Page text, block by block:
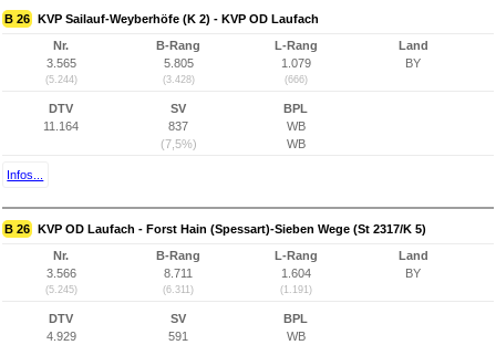
B 26 KVP Sailauf-Weyberhöfe (K 2) - KVP OD Laufach
Nr.
3.565
(5.244)
B-Rang
5.805
(3.428)
L-Rang
1.079
(666)
Land
BY
DTV
11.164
SV
837
(7,5%)
BPL
WB
WB
Infos...
B 26 KVP OD Laufach - Forst Hain (Spessart)-Sieben Wege (St 2317/K 5)
Nr.
3.566
(5.245)
B-Rang
8.711
(6.311)
L-Rang
1.604
(1.191)
Land
BY
DTV
4.929
SV
591
BPL
WB